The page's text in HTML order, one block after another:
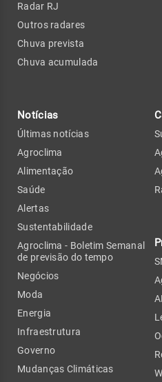
Radar RJ
Outros radares
Chuva prevista
Chuva acumulada
Notícias
Últimas notícias
Agroclima
Alimentação
Saúde
Alertas
Sustentabilidade
Agroclima - Boletim Semanal
de previsão do tempo
Negócios
Moda
Energia
Infraestrutura
Governo
Mudanças Climáticas